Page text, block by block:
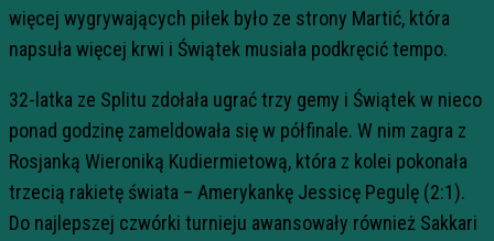
więcej wygrywających piłek było ze strony Martić, która
napsuła więcej krwi i Świątek musiała podkręcić tempo.
32-latka ze Splitu zdołała ugrać trzy gemy i Świątek w nieco
ponad godzinę zameldowała się w półfinale. W nim zagra z
Rosjanką Wieroniką Kudiermietową, która z kolei pokonała
trzecią rakietę świata – Amerykankę Jessicę Pegulę (2:1).
Do najlepszej czwórki turnieju awansowały również Sakkari